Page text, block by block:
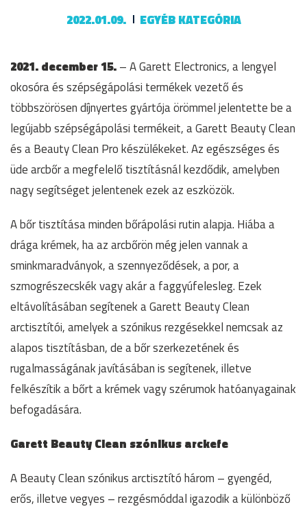
2022.01.09. EGYÉB KATEGÓRIA
2021. december 15.– A Garett Electronics, a lengyel
okosóra és szépségápolási termékek vezető és
többszörösen díjnyertes gyártója örömmel jelentette be a
legújabb szépségápolási termékeit, a Garett Beauty Clean
és a Beauty Clean Pro készülékeket. Az egészséges és
üde arcbőr a megfelelő tisztításnál kezdődik, amelyben
nagy segítséget jelentenek ezek az eszközök.
A bőr tisztítása minden bőrápolási rutin alapja. Hiába a
drága krémek, ha az arcbőrön még jelen vannak a
sminkmaradványok, a szennyeződések, a por, a
szmogrészecskék vagy akár a faggyúfelesleg. Ezek
eltávolításában segítenek a Garett Beauty Clean
arctisztítói, amelyek a szónikus rezgésekkel nemcsak az
alapos tisztításban, de a bőr szerkezetének és
rugalmasságának javításában is segítenek, illetve
felkészítik a bőrt a krémek vagy szérumok hatóanyagainak
befogadására.
Garett Beauty Clean szónikus arckefe
A Beauty Clean szónikus arctisztító három – gyengéd,
erős, illetve vegyes – rezgésmóddal igazodik a különböző